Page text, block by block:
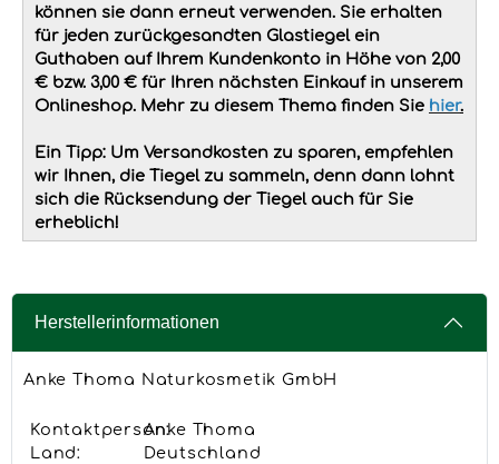
können sie dann erneut verwenden. Sie erhalten
für jeden zurückgesandten Glastiegel ein
Guthaben auf Ihrem Kundenkonto in Höhe von 2,00
€ bzw. 3,00 € für Ihren nächsten Einkauf in unserem
Onlineshop. Mehr zu diesem Thema finden Sie hier.
Ein Tipp: Um Versandkosten zu sparen, empfehlen
wir Ihnen, die Tiegel zu sammeln, denn dann lohnt
sich die Rücksendung der Tiegel auch für Sie
erheblich!
Herstellerinformationen
Anke Thoma Naturkosmetik GmbH
Kontaktperson:Anke Thoma
Land:
Deutschland